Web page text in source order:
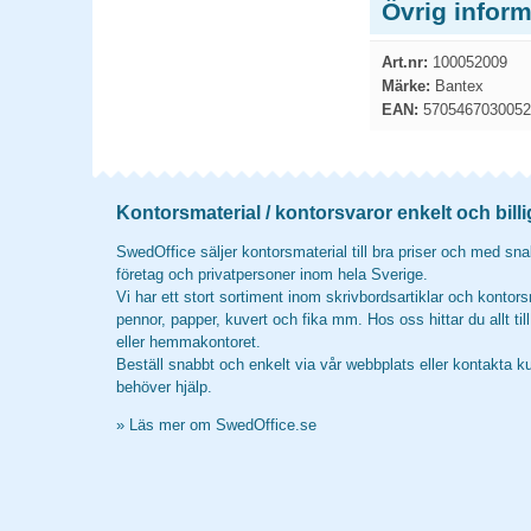
Övrig
Art.nr: 100052009
Märke: Bantex
EAN: 5705467030052
Kontorsmaterial / kontorsvaror enkelt och
SwedOffice säljer kontorsmaterial till bra priser och med
företag och privatpersoner inom hela Sverige.
Vi har ett stort sortiment inom skrivbordsartiklar och
pennor, papper, kuvert och fika mm. Hos oss hittar du allt
eller hemmakontoret.
Beställ snabbt och enkelt via vår webbplats eller kontakta
behöver hjälp.
» Läs mer om SwedOffice.se